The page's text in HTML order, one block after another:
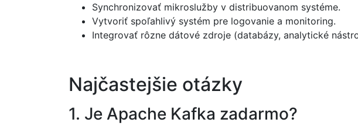
Synchronizovať mikroslužby v distribuovanom systéme.
Vytvoriť spoľahlivý systém pre logovanie a monitoring.
Integrovať rôzne dátové zdroje (databázy, analytické
Najčastejšie otázky
1. Je Apache Kafka zadarmo?